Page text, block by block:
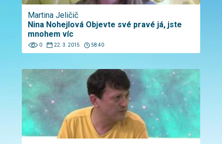
Martina Jeličič
Nina Nohejlová Objevte své pravé já, jste
mnohem víc
0 22. 3. 2015 58:40